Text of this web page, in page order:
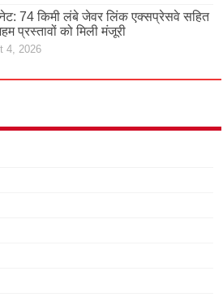
74 किमी लंबे जेवर लिंक एक्सप्रेसवे सहित
प्रस्तावों को मिली मंजूरी
4, 2026